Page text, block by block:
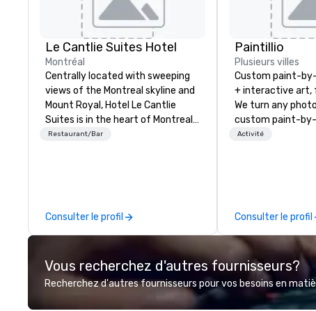
Le Cantlie Suites Hotel
Montréal
Centrally located with sweeping
views of the Montreal skyline and
Mount Royal, Hotel Le Cantlie
Suites is in the heart of Montreal’s
prestigious business and shopping
offer dramatic views of the city
and Mount Royal. Equipped
kitchenettes or full kitchens
available (upon request) ideal for
families. 28th floor rooftop pool
Restaurant/Bar
Consulter le profil
Paintillio
Plusieurs villes
Custom paint-
+ interactive art,
We turn any
custom paint-
any size for your
hands-on,
projects that are
everyone. Some of our corporate
clients include
1, Toyota,
Comcast, Adidas,
Activité
Consulter le profil
Vous recherchez d'autres fournisseurs?
Recherchez d'autres fournisseurs pour vos besoins en